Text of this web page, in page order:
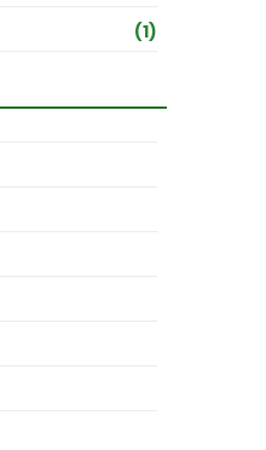
(1)